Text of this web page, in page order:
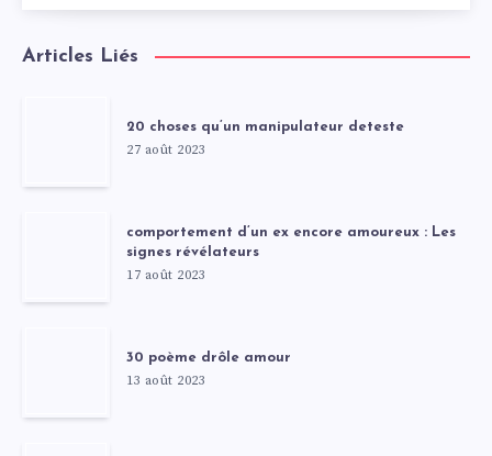
Articles Liés
20 choses qu’un manipulateur deteste
27 août 2023
comportement d’un ex encore amoureux : Les
signes révélateurs
17 août 2023
30 poème drôle amour
13 août 2023